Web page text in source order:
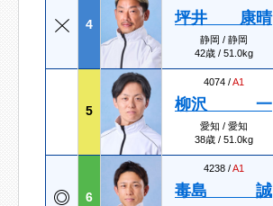
4 坪井 康晴
静岡 / 静岡
42歳 / 51.0kg
5
4074 /A1
柳沢 一
愛知 / 愛知
38歳 / 51.0kg
6
4238 /A1
毒島 誠